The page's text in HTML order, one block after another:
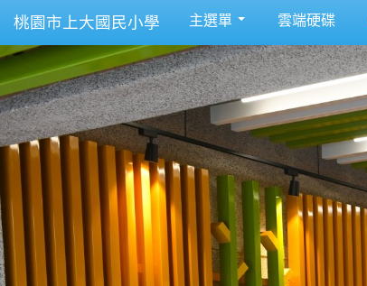
桃園市上大國民小學 主選單 雲端硬碟